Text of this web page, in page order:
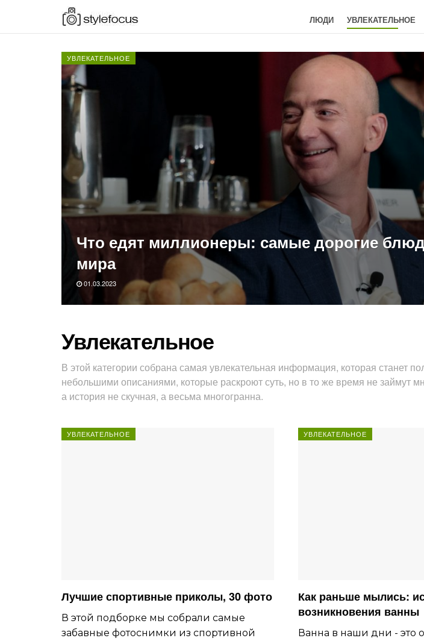
ЛЮДИ УВЛЕКАТЕЛЬНОЕ
УВЛЕКАТЕЛЬНОЕ
Что едят миллионеры: самые дорогие
мира
01.03.2023
Увлекательное
В этой категории собрана самая увлекательная информация, которая
небольшими описаниями, которые раскроют суть, но в то же время не займут
а история не скучная, а весьма многогранна.
УВЛЕКАТЕЛЬНОЕ
Лучшие спортивные приколы, 30 фото
В этой подборке мы собрали самые
забавные фотоснимки из спортивной
УВЛЕКАТЕЛЬНОЕ
Как раньше мылись:
возникновения ванны
Ванна в наши дни - это